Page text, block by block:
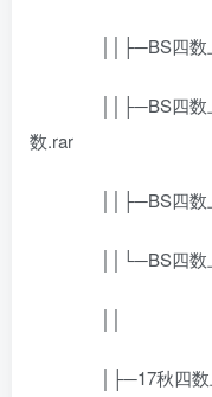
││├─BS四数上
││├─BS四数上
数.rar
││├─BS四数上
││└─BS四数
│├─17秋四数